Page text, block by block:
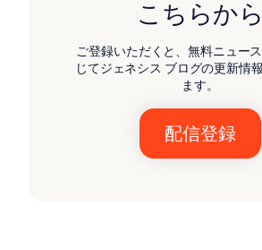
こちらから
ご登録いただくと、無料ニュー
じてジェネシス ブログの更新情
ます。